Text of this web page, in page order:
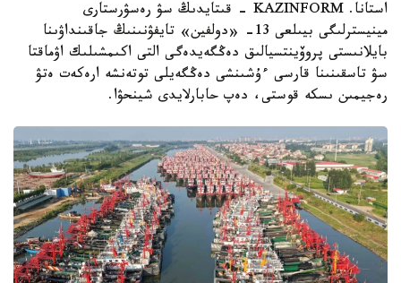
استانا. KAZINFORM - قىتايدىڭ سۋ رەسۋرستارى
مينيسترلىگى بيىلعى 13- «دولفين» تايفۋنىنىڭ جاقىنداۋىنا
بايلانىستى پروۆينتسيالىق دەڭگەيدەگى التى اكىمشىلىك اۋماقتا
سۋ تاسقىنىنا قارسى ءۇشىنشى دەڭگەيلى توتەنشە ارەكەت ەتۋ
رەجيمىن ىسكە قوستى، دەپ حابارلايدى شينحۋا.